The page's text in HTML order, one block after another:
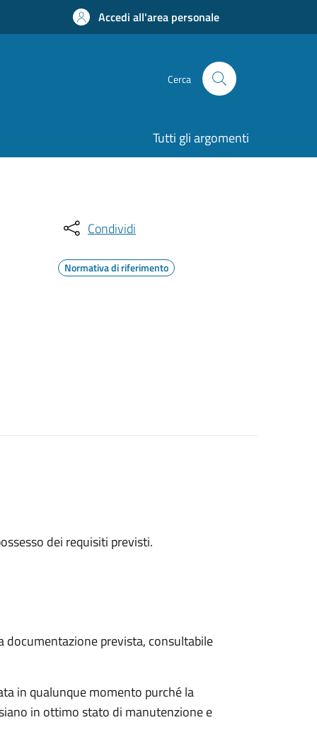
Accedi all'area personale
Cerca
Tutti gli argomenti
Condividi
Normativa di riferimento
dei requisiti previsti.
prevista, consultabile
in qualunque momento purché la
in ottimo stato di manutenzione e